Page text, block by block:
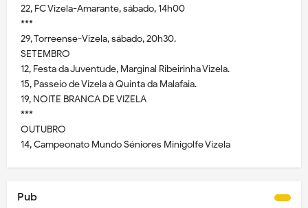
22, FC Vizela-Amarante, sábado, 14h00
***
29, Torreense-Vizela, sábado, 20h30.
SETEMBRO
12, Festa da Juventude, Marginal Ribeirinha Vizela.
15, Passeio de Vizela à Quinta da Malafaia.
19, NOITE BRANCA DE VIZELA
***
OUTUBRO
14, Campeonato Mundo Séniores Minigolfe Vizela
Pub